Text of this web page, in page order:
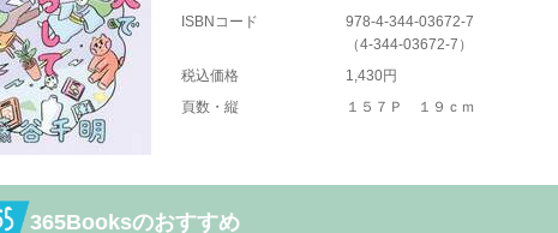
ISBNコード
978-4-344-03672-7
（4-344-03672-7 ）
税込価格
1,430円
頁数・縦
１５７Ｐ １９ｃｍ
365Booksのおすすめ